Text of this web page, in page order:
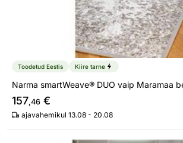
Toodetud Eestis Kiire tarne
Narma smartWeave® DUO vaip Maramaa
157,46 €
ajavahemikul 13.08 - 20.08